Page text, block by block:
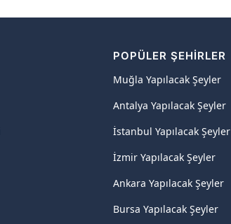
POPÜLER ŞEHIRLER
Muğla Yapılacak Şeyler
Antalya Yapılacak Şeyler
İstanbul Yapılacak Şeyler
İzmir Yapılacak Şeyler
Ankara Yapılacak Şeyler
Bursa Yapılacak Şeyler